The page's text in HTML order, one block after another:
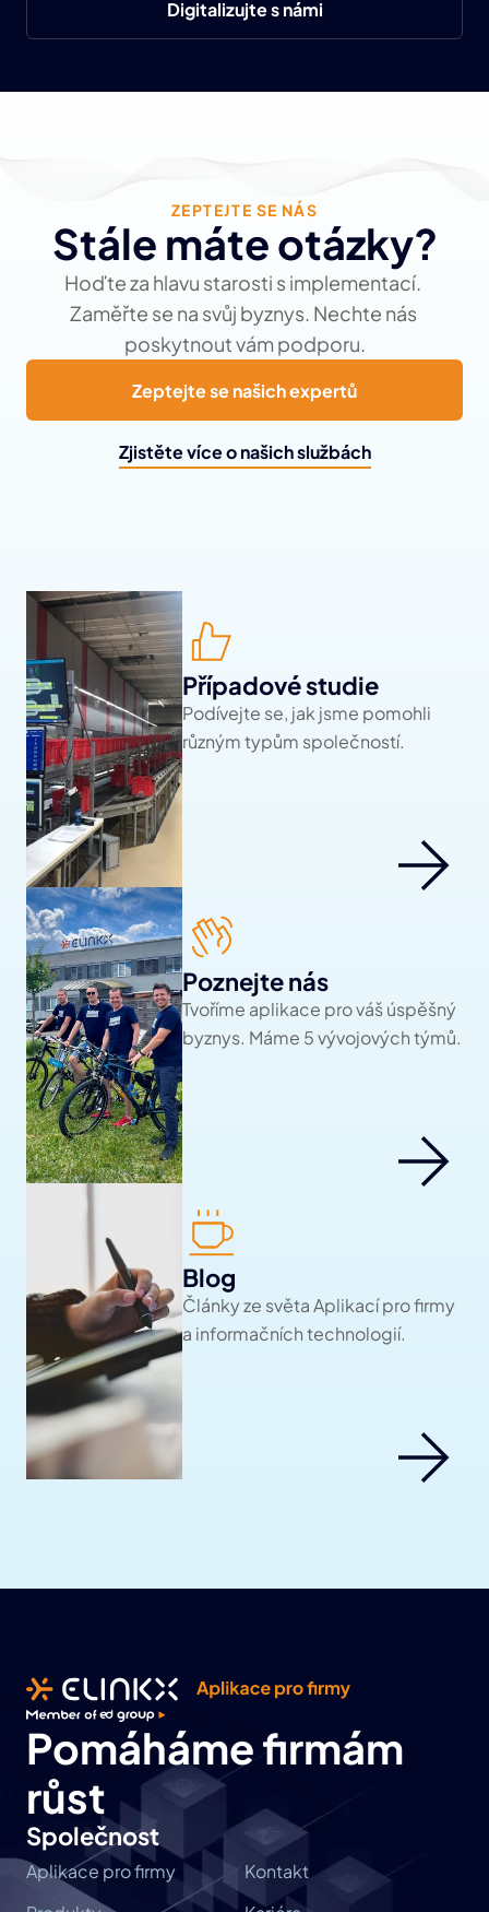
Digitalizujte s námi
ZEPTEJTE SE NÁS
Stále máte otázky?
Hoďte za hlavu starosti s implementací.
Zaměřte se na svůj byznys. Nechte nás
poskytnout vám podporu.
Zeptejte se našich expertů
Zjistěte více o našich službách
Případové studie
Podívejte se, jak jsme pomohli
různým typům společností.
Poznejte nás
Tvoříme aplikace pro váš úspěšný
byznys. Máme 5 vývojových týmů.
Blog
Články ze světa Aplikací pro firmy
a informačních technologií.
Pomáháme firmám
růst
Společnost
Aplikace pro firmy
Kontakt